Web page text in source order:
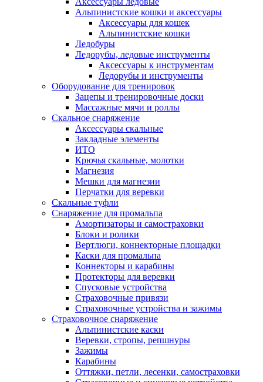
Альпинистские кошки и аксессуары
Аксессуары для кошек
Альпинистские кошки
Ледобуры
Ледорубы, ледовые инструменты
Аксессуары к инструментам
Ледорубы и инструменты
Оборудование для тренировок
Зацепы и тренировочные доски
Массажные мячи и роллы
Скальное снаряжение
Аксессуары скальные
Закладные элементы
ИТО
Крючья скальные, молотки
Магнезия
Мешки для магнезии
Перчатки для веревки
Скальные туфли
Снаряжение для промальпа
Амортизаторы и самостраховки
Блоки и ролики
Вертлюги, коннекторные площадки
Каски для промальпа
Коннекторы и карабины
Протекторы для веревки
Спусковые устройства
Страховочные привязи
Страховочные устройства и зажимы
Страховочное снаряжение
Альпинистские каски
Веревки, стропы, репшнуры
Зажимы
Карабины
Оттяжки, петли, лесенки, самостраховки